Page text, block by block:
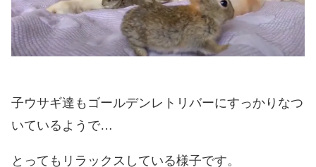
子ウサギ達もゴールデンレトリバーにすっかりなつ
いているようで…
とってもリラックスしている様子です。